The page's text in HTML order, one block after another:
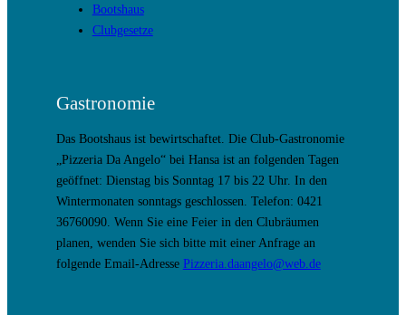
Bootshaus
Clubgesetze
Gastronomie
Das Bootshaus ist bewirtschaftet. Die Club-Gastronomie
„Pizzeria Da Angelo“ bei Hansa ist an folgenden Tagen
geöffnet: Dienstag bis Sonntag 17 bis 22 Uhr. In den
Wintermonaten sonntags geschlossen. Telefon: 0421
36760090. Wenn Sie eine Feier in den Clubräumen
planen, wenden Sie sich bitte mit einer Anfrage an
folgende Email-Adresse Pizzeria.daangelo@web.de